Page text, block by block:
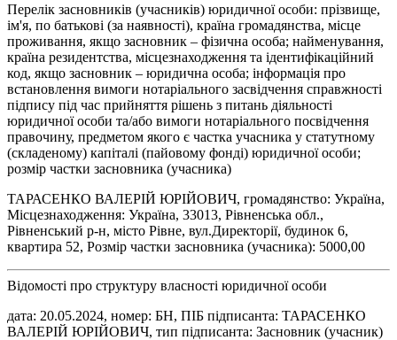
Перелік засновників (учасників) юридичної особи: прізвище,
ім'я, по батькові (за наявності), країна громадянства, місце
проживання, якщо засновник – фізична особа; найменування,
країна резидентства, місцезнаходження та ідентифікаційний
код, якщо засновник – юридична особа; інформація про
встановлення вимоги нотаріального засвідчення справжності
підпису під час прийняття рішень з питань діяльності
юридичної особи та/або вимоги нотаріального посвідчення
правочину, предметом якого є частка учасника у статутному
(складеному) капіталі (пайовому фонді) юридичної особи;
розмір частки засновника (учасника)
ТАРАСЕНКО ВАЛЕРІЙ ЮРІЙОВИЧ, громадянство: Україна,
Місцезнаходження: Україна, 33013, Рівненська обл.,
Рівненський р-н, місто Рівне, вул.Директорії, будинок 6,
квартира 52, Розмір частки засновника (учасника): 5000,00
Відомості про структуру власності юридичної особи
дата: 20.05.2024, номер: БН, ПІБ підписанта: ТАРАСЕНКО
ВАЛЕРІЙ ЮРІЙОВИЧ, тип підписанта: Засновник (учасник)